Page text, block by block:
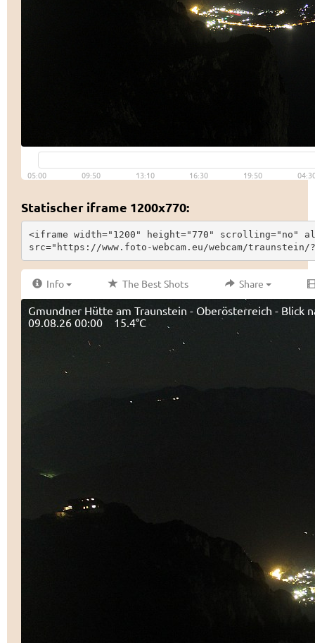
Statischer iframe 1200x770:
<iframe width="1200" height="770" scrolling="no"